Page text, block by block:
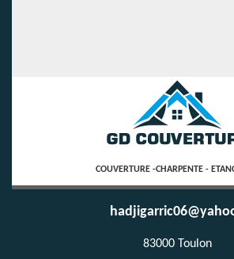
COUVERTURE -CHARPENTE -
83000 Toulon